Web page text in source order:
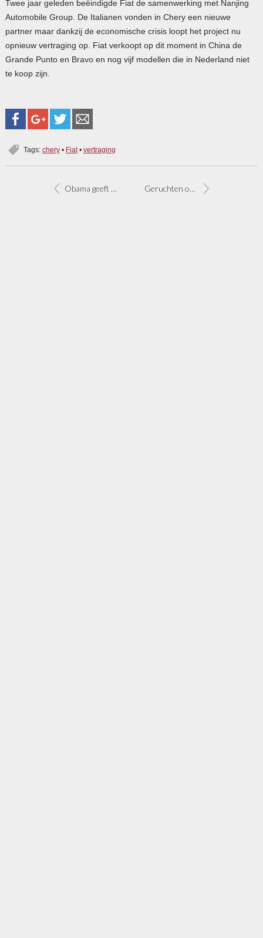
Twee jaar geleden beëindigde Fiat de samenwerking met Nanjing
Automobile Group. De Italianen vonden in Chery een nieuwe
partner maar dankzij de economische crisis loopt het project nu
opnieuw vertraging op. Fiat verkoopt op dit moment in China de
Grande Punto en Bravo en nog vijf modellen die in Nederland niet
te koop zijn.
Tags: chery• Fiat• vertraging
Obama geeft plannen GM en Chrysler onvoldoende Geruchten over fusie tussen Fiat en PSA